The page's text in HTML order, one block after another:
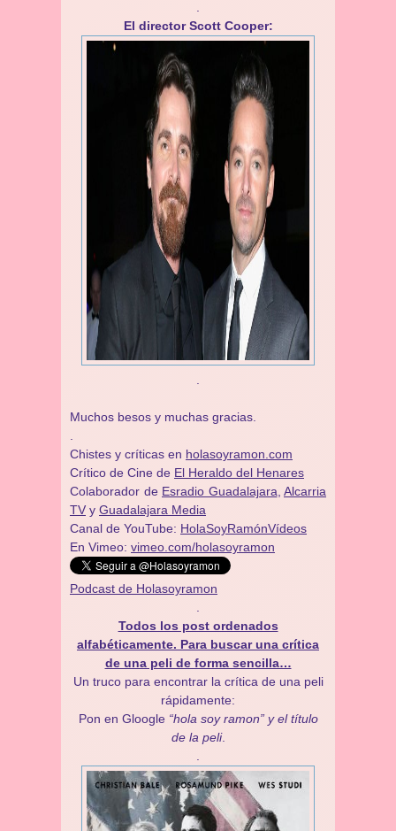
El director Scott Cooper:
Muchos besos y muchas gracias.
Chistes y críticas en holasoyramon.com
Crítico de Cine de El Heraldo del Henares
​​Colaborador de Esradio Guadalajara Alcarria
TV y Guadalajara Media
Canal de YouTube: HolaSoyRamónVídeos
En Vimeo: vimeo.com/holasoyramon
Podcast de Holasoyramon
Todos los post ordenados
alfabéticamente. Para buscar una crítica
de una peli de forma sencilla…
Un truco para encontrar la crítica de una peli
rápidamente:
Pon en Gloogle “hola soy ramon” y el título
de la peli.